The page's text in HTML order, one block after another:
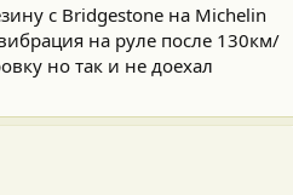
с Bridgestone на Michelin
на руле после 130км/
но так и не доехал